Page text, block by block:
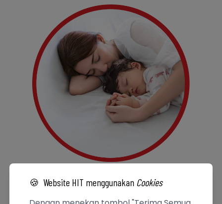
🍪 Website HIT menggunakan Cookies